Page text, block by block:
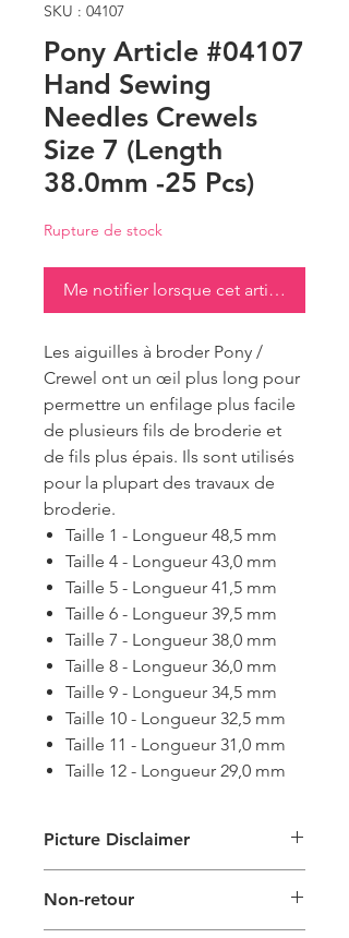
SKU : 04107
Pony Article #04107
Hand Sewing
Needles Crewels
Size 7 (Length
38.0mm -25 Pcs)
Rupture de stock
Me notifier lorsque cet article est
Les aiguilles à broder Pony /
Crewel ont un œil plus long pour
permettre un enfilage plus facile
de plusieurs fils de broderie et
de fils plus épais. Ils sont utilisés
pour la plupart des travaux de
broderie.
Taille 1 - Longueur 48,5 mm
Taille 4 - Longueur 43,0 mm
Taille 5 - Longueur 41,5 mm
Taille 6 - Longueur 39,5 mm
Taille 7 - Longueur 38,0 mm
Taille 8 - Longueur 36,0 mm
Taille 9 - Longueur 34,5 mm
Taille 10 - Longueur 32,5 mm
Taille 11 - Longueur 31,0 mm
Taille 12 - Longueur 29,0 mm
Picture Disclaimer
d'illustration du type d'emballage. La
taille, la couleur et le type de produit
Non-retour